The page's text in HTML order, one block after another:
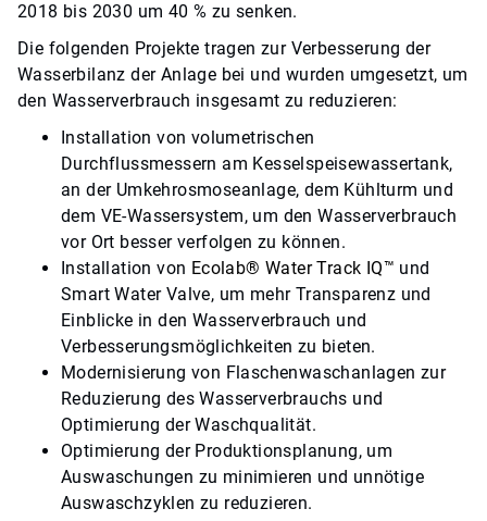
2018 bis 2030 um 40 % zu senken.
Die folgenden Projekte tragen zur Verbesserung der
Wasserbilanz der Anlage bei und wurden umgesetzt, um
den Wasserverbrauch insgesamt zu reduzieren:
Installation von volumetrischen
Durchflussmessern am Kesselspeisewassertank,
an der Umkehrosmoseanlage, dem Kühlturm und
dem VE-Wassersystem, um den Wasserverbrauch
vor Ort besser verfolgen zu können.
Installation von Ecolab® Water Track IQ™ und
Smart Water Valve, um mehr Transparenz und
Einblicke in den Wasserverbrauch und
Verbesserungsmöglichkeiten zu bieten.
Modernisierung von Flaschenwaschanlagen zur
Reduzierung des Wasserverbrauchs und
Optimierung der Waschqualität.
Optimierung der Produktionsplanung, um
Auswaschungen zu minimieren und unnötige
Auswaschzyklen zu reduzieren.